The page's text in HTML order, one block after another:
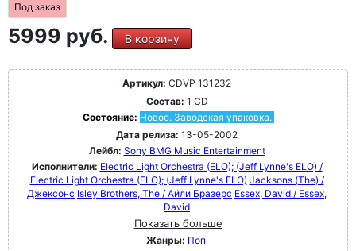
Под заказ
5999 руб. В корзину
Артикул: CDVP 131232
Состав: 1 CD
Состояние: Новое. Заводская упаковка.
Дата релиза: 13-05-2002
Лейбл: Sony BMG Music Entertainment
Исполнители: Electric Light Orchestra (ELO); (Jeff Lynne's ELO) /
Electric Light Orchestra (ELO); (Jeff Lynne's ELO) Jacksons (The) /
Джексонс Isley Brothers, The / Айли Бразерс Essex, David / Essex,
David
Показать больше
Жанры: Поп